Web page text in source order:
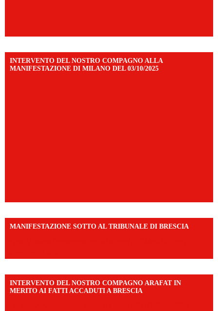
INTERVENTO DEL NOSTRO COMPAGNO ALLA
MANIFESTAZIONE DI MILANO DEL 03/10/2025
MANIFESTAZIONE SOTTO AL TRIBUNALE DI BRESCIA
INTERVENTO DEL NOSTRO COMPAGNO ARAFAT IN
MERITO AI FATTI ACCADUTI A BRESCIA